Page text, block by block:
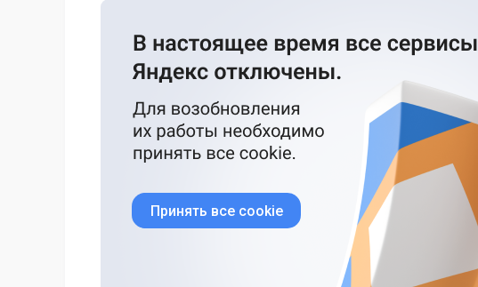
Принять все cookie